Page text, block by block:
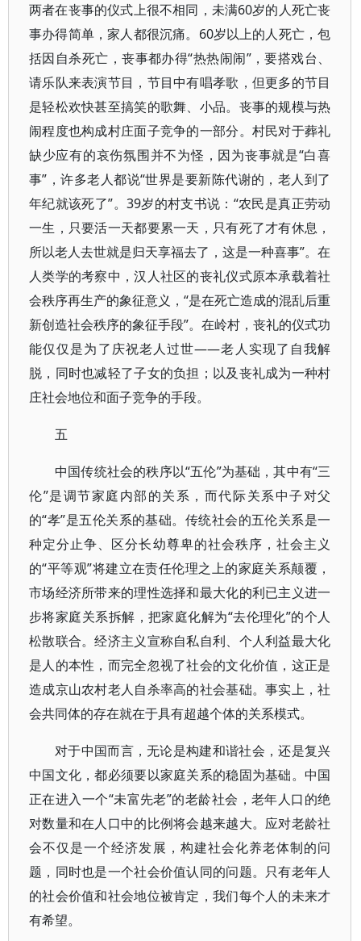
两者在丧事的仪式上很不相同，未满60岁的人死亡丧
事办得简单，家人都很沉痛。60岁以上的人死亡，包
括因自杀死亡，丧事都办得“热热闹闹”，要搭戏台、
请乐队来表演节目，节目中有唱孝歌，但更多的节目
是轻松欢快甚至搞笑的歌舞、小品。丧事的规模与热
闹程度也构成村庄面子竞争的一部分。村民对于葬礼
缺少应有的哀伤氛围并不为怪，因为丧事就是“白喜
事”，许多老人都说“世界是要新陈代谢的，老人到了
年纪就该死了”。39岁的村支书说：“农民是真正劳动
一生，只要活一天都要累一天，只有死了才有休息，
所以老人去世就是归天享福去了，这是一种喜事”。在
人类学的考察中，汉人社区的丧礼仪式原本承载着社
会秩序再生产的象征意义，“是在死亡造成的混乱后重
新创造社会秩序的象征手段”。在岭村，丧礼的仪式功
能仅仅是为了庆祝老人过世——老人实现了自我解
脱，同时也减轻了子女的负担；以及丧礼成为一种村
庄社会地位和面子竞争的手段。
五
中国传统社会的秩序以“五伦”为基础，其中有“三
伦”是调节家庭内部的关系，而代际关系中子对父
的“孝”是五伦关系的基础。传统社会的五伦关系是一
种定分止争、区分长幼尊卑的社会秩序，社会主义
的“平等观”将建立在责任伦理之上的家庭关系颠覆，
市场经济所带来的理性选择和最大化的利已主义进一
步将家庭关系拆解，把家庭化解为“去伦理化”的个人
松散联合。经济主义宣称自私自利、个人利益最大化
是人的本性，而完全忽视了社会的文化价值，这正是
造成京山农村老人自杀率高的社会基础。事实上，社
会共同体的存在就在于具有超越个体的关系模式。
对于中国而言，无论是构建和谐社会，还是复兴
中国文化，都必须要以家庭关系的稳固为基础。中国
正在进入一个“未富先老”的老龄社会，老年人口的绝
对数量和在人口中的比例将会越来越大。应对老龄社
会不仅是一个经济发展，构建社会化养老体制的问
题，同时也是一个社会价值认同的问题。只有老年人
的社会价值和社会地位被肯定，我们每个人的未来才
有希望。